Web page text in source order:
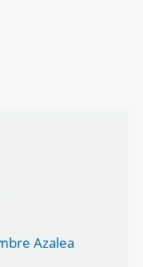
Azalea